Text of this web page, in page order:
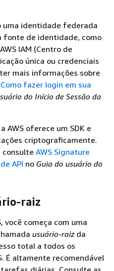
uma identidade federada
fonte de identidade, como
IAM (Centro de
única ou credenciais
mais informações sobre
Como fazer login em sua
do Início de Sessão da
AWS oferece um SDK e
criptograficamente.
consulte AWS Signature
API no Guia do usuário do
raiz
você começa com uma
usuário-raizda
total a todos os
É altamente recomendável